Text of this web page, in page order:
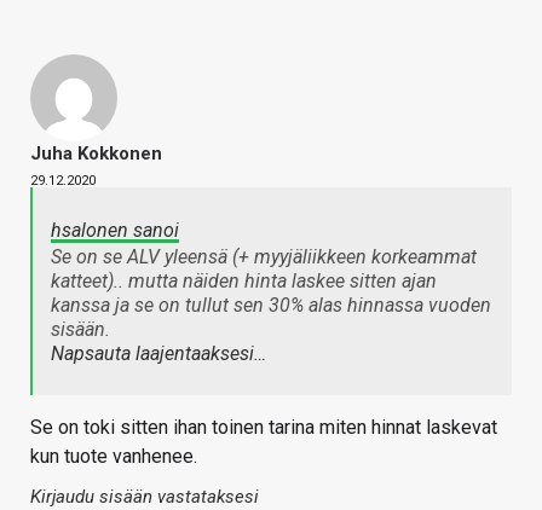
Juha Kokkonen
29.12.2020
hsalonen sanoi
Se on se ALV yleensä (+ myyjäliikkeen korkeammat
katteet).. mutta näiden hinta laskee sitten ajan
kanssa ja se on tullut sen 30% alas hinnassa vuoden
sisään.
Napsauta laajentaaksesi…
Se on toki sitten ihan toinen tarina miten hinnat laskevat
kun tuote vanhenee.
Kirjaudu sisään vastataksesi